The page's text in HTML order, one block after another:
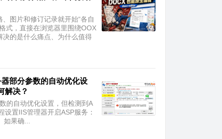
图片和修订记录就开始“各自
式，直接在浏览器里围绕OOX
的是什么痛点、为什么值得
部分参数的自动优化设
解决？
的自动优化设置，但检测到A
置IIS管理器开启ASP服务：
果确...